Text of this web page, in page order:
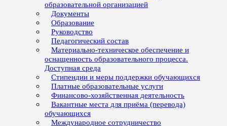
образовательной организацией
Документы
Образование
Руководство
Педагогический состав
Материально-техническое обеспечение и
оснащенность образовательного процесса.
Доступная среда
Стипендии и меры поддержки обучающихся
Платные образовательные услуги
Финансово-хозяйственная деятельность
Вакантные места для приёма (перевода)
обучающихся
Международное сотрудничество